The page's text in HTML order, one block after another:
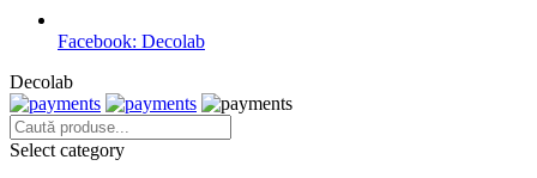
Facebook: Decolab
Decolab
Select category